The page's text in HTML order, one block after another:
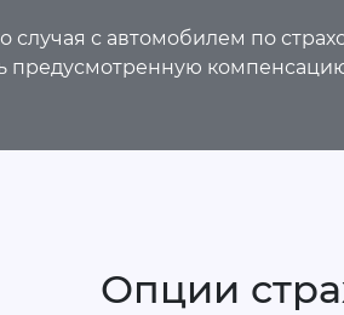
случая с автомобилем по
предусмотренную
Опции